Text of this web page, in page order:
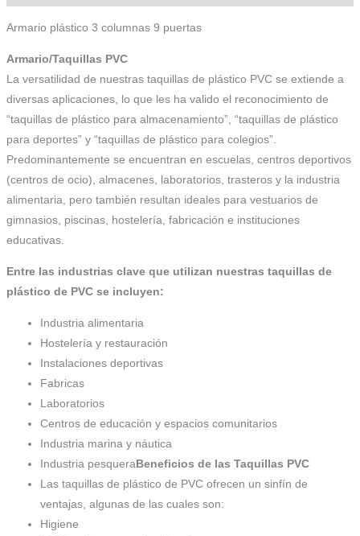
Armario plástico 3 columnas 9 puertas
Armario/Taquillas PVC
La versatilidad de nuestras taquillas de plástico PVC se extiende a
diversas aplicaciones, lo que les ha valido el reconocimiento de
“taquillas de plástico para almacenamiento”, “taquillas de plástico
para deportes” y “taquillas de plástico para colegios”.
Predominantemente se encuentran en escuelas, centros deportivos
(centros de ocio), almacenes, laboratorios, trasteros y la industria
alimentaria, pero también resultan ideales para vestuarios de
gimnasios, piscinas, hostelería, fabricación e instituciones
educativas.
Entre las industrias clave que utilizan nuestras taquillas de
plástico de PVC se incluyen:
Industria alimentaria
Hostelería y restauración
Instalaciones deportivas
Fabricas
Laboratorios
Centros de educación y espacios comunitarios
Industria marina y náutica
Industria pesqueraBeneficios de las Taquillas PVC
Las taquillas de plástico de PVC ofrecen un sinfín de
ventajas, algunas de las cuales son:
Higiene